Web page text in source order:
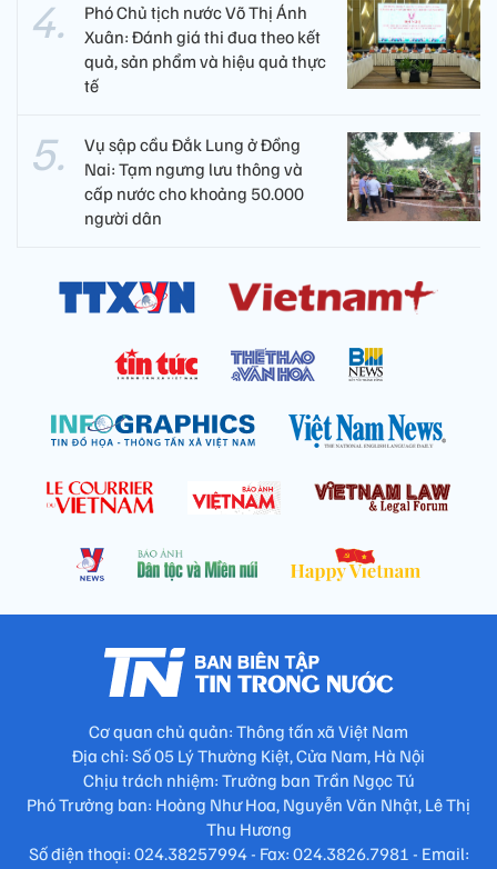
Phó Chủ tịch nước Võ Thị Ánh
Xuân: Đánh giá thi đua theo kết
quả, sản phẩm và hiệu quả thực
tế
Vụ sập cầu Đắk Lung ở Đồng
Nai: Tạm ngưng lưu thông và
cấp nước cho khoảng 50.000
người dân
Cơ quan chủ quản: Thông tấn xã Việt Nam
Địa chỉ: Số 05 Lý Thường Kiệt, Cửa Nam, Hà Nội
Chịu trách nhiệm: Trưởng ban Trần Ngọc Tú
Phó Trưởng ban: Hoàng Như Hoa, Nguyễn Văn Nhật, Lê Thị
Thu Hương
Số điện thoại: 024.38257994 - Fax: 024.3826.7981 - Email: